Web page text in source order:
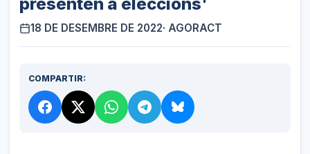
18 DE DESEMBRE DE 2022· AGORACT
COMPARTIR: